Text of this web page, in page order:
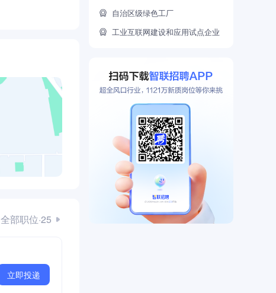
全部职位·25
立即投递
自治区级绿色工厂
工业互联网建设和应用试点企业